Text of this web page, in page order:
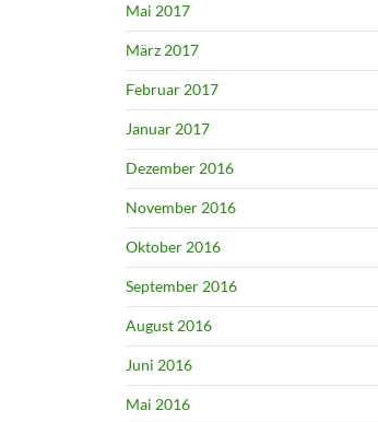
Mai 2017
März 2017
Februar 2017
Januar 2017
Dezember 2016
November 2016
Oktober 2016
September 2016
August 2016
Juni 2016
Mai 2016